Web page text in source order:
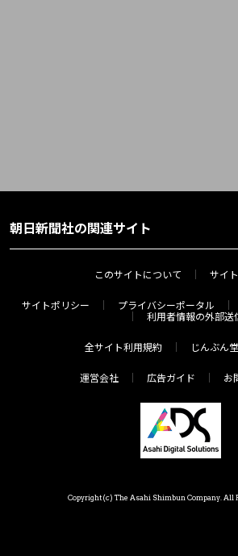
朝日新聞社の関連サイト
このサイトについて サイ
サイトポリシー プライバシーポータル
利用者情報の外部送
全サイト利用規約 じんぶん
運営会社 広告ガイド お
Copyright(c) The Asahi Shimbun Company. All